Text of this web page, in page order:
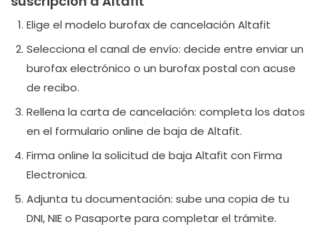
Elige el modelo burofax de cancelación Altafit
Selecciona el canal de envío: decide entre enviar un
burofax electrónico o un burofax postal con acuse
de recibo.
Rellena la carta de cancelación: completa los datos
en el formulario online de baja de Altafit.
Firma online la solicitud de baja Altafit con Firma
Electronica.
Adjunta tu documentación: sube una copia de tu
DNI, NIE o Pasaporte para completar el trámite.